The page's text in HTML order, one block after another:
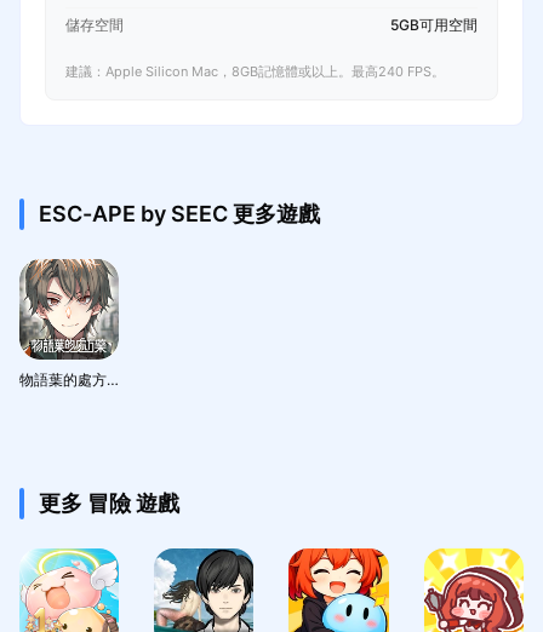
儲存空間
5GB可用空間
建議：Apple Silicon Mac，8GB記憶體或以上。最高240 FPS。
ESC-APE by SEEC 更多遊戲
物語葉的處方藥
更多 冒險 遊戲